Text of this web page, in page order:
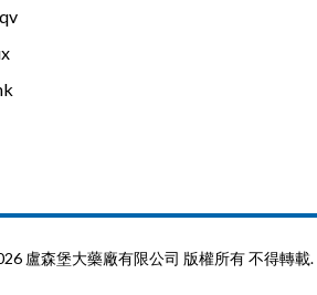
盧森堡大藥廠有限公司 版權所有 不得轉載.